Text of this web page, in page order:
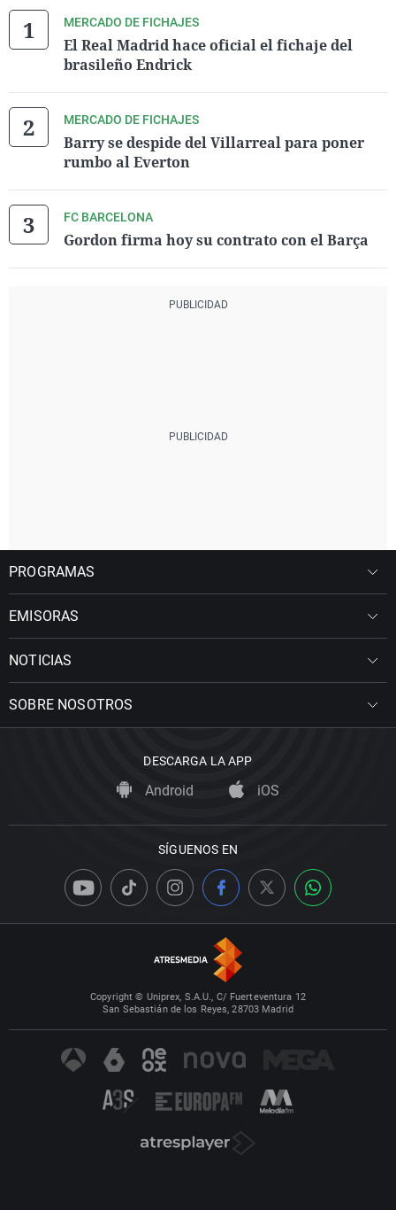
MERCADO DE FICHAJES
El Real Madrid hace oficial el fichaje del
brasileño Endrick
MERCADO DE FICHAJES
Barry se despide del Villarreal para poner
rumbo al Everton
FC BARCELONA
Gordon firma hoy su contrato con el Barça
PROGRAMAS
EMISORAS
NOTICIAS
SOBRE NOSOTROS
DESCARGA LA APP
Android iOS
SÍGUENOS EN
Copyright © Uniprex, S.A.U., C/ Fuerteventura 12
San Sebastián de los Reyes, 28703 Madrid